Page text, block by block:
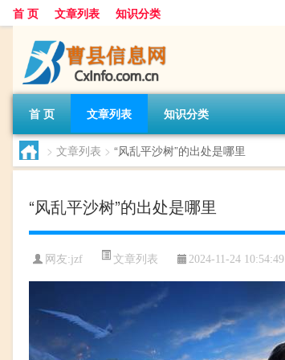
首 页 文章列表 知识分类
首 页 文章列表 知识分类
> 文章列表 > “风乱平沙树”的出处是哪里
“风乱平沙树”的出处是哪里
网友:jzf 文章列表 2024-11-24 10:54:49